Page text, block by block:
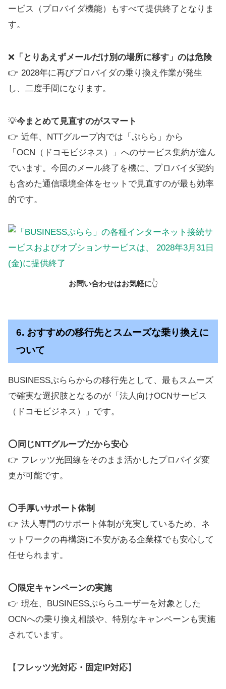
ービス（プロバイダ機能）もすべて提供終了となりま
す。
❌ 「とりあえずメールだけ別の場所に移す」のは危険
👉 2028年に再びプロバイダの乗り換え作業が発生
し、二度手間になります。
💡今まとめて見直すのがスマート
👉 近年、NTTグループ内では「ぷらら」から
「OCN（ドコモビジネス）」へのサービス集約が進ん
でいます。今回のメール終了を機に、プロバイダ契約
も含めた通信環境全体をセットで見直すのが最も効率
的です。
お問い合わせはお気軽に👆
6. おすすめの移行先とスムーズな乗り換えに
ついて
BUSINESSぷららからの移行先として、最もスムーズ
で確実な選択肢となるのが「法人向けOCNサービス
（ドコモビジネス）」です。
⭕ 同じNTTグループだから安心
👉 フレッツ光回線をそのまま活かしたプロバイダ変
更が可能です。
⭕手厚いサポート体制
👉 法人専門のサポート体制が充実しているため、ネ
ットワークの再構築に不安がある企業様でも安心して
任せられます。
⭕ 限定キャンペーンの実施
👉 現在、BUSINESSぷららユーザーを対象とした
OCNへの乗り換え相談や、特別なキャンペーンも実施
されています。
【 フレッツ光対応・固定IP対応】